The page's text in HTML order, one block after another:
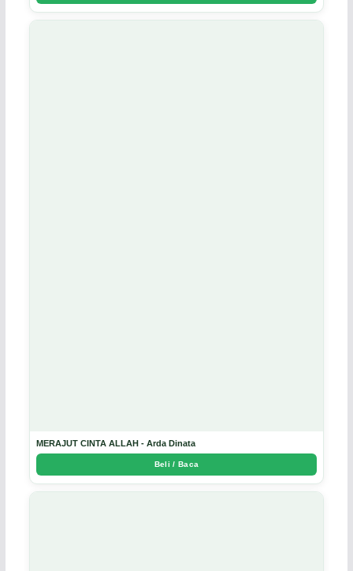
MERAJUT CINTA ALLAH - Arda Dinata
Beli / Baca